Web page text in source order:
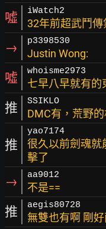
噓 iWatch2
32年前超武鬥
→ p3398530
Justin Wong:
噓 whoisme2973
七早八早就有的
推 SSIKLO
DMC有，荒野
推
yao7174
很久以前劍魂就
擊了
→ aa9012
不是==
推 aegis80728
無雙也有啊 剛